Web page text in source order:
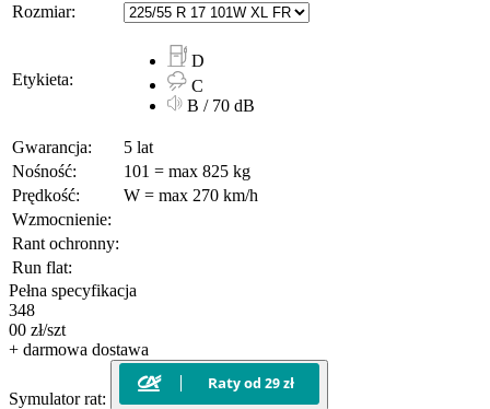
Rozmiar:
Etykieta:
D
C
B / 70 dB
Gwarancja:
5 lat
Nośność:
101 = max 825 kg
Prędkość:
W = max 270 km/h
Wzmocnienie:
Rant ochronny:
Run flat:
Pełna specyfikacja
348
00 zł/szt
+ darmowa dostawa
Symulator rat: